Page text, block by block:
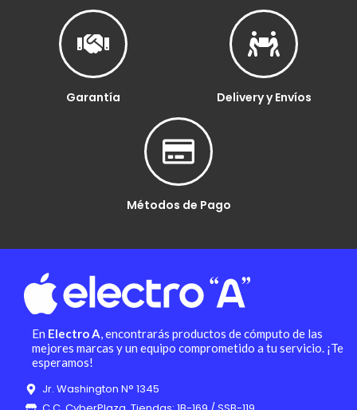
Garantía Delivery y Envíos
Métodos de Pago
En Electro A, encontrarás productos de cómputo de las
mejores marcas y un equipo comprometido a tu servicio. ¡Te
esperamos!
Jr. Washington N° 1345